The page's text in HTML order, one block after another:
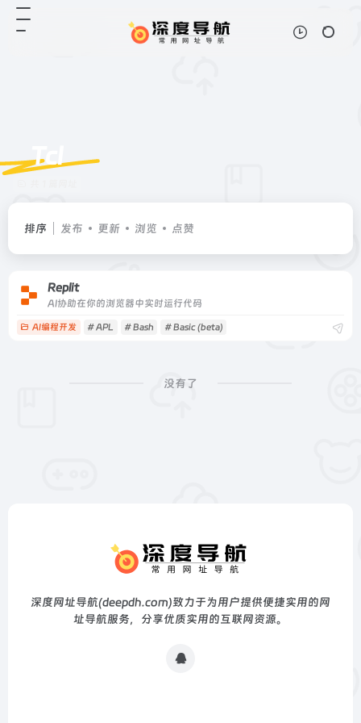
Tcl
排序 发布 更新 浏览 点赞
Replit
AI协助在你的浏览器中实时运行代码
AI编程开发 # APL # Bash # Basic (beta)
没有了
深度网址导航(deepdh.com)致力于为用户提供便捷实用的网
址导航服务，分享优质实用的互联网资源。